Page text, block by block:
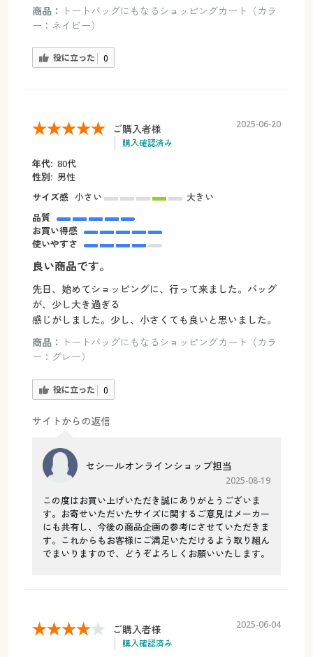
商品：
トートバッグにもなるショッピングカート（カラ
ー：ネイビー）
役に立った 0
ご購入者様
購入確認済み
2025-06-20
年代: 80代
性別: 男性
サイズ感 小さい
大きい
品質
お買い得感
使いやすさ
良い商品です。
先日、始めてショッピングに、行って来ました。バッグ
が、少し大き過ぎる
感じがしました。少し、小さくても良いと思いました。
商品：
トートバッグにもなるショッピングカート（カラ
ー：グレー）
役に立った 0
サイトからの返信
セシールオンラインショップ担当
2025-08-19
この度はお買い上げいただき誠にありがとうございま
す。お寄せいただいたサイズに関するご意見はメーカー
にも共有し、今後の商品企画の参考にさせていただきま
す。これからもお客様にご満足いただけるよう取り組ん
でまいりますので、どうぞよろしくお願いいたします。
ご購入者様
購入確認済み
2025-06-04